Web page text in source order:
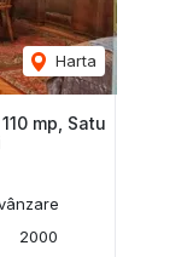
Harta
mp, Satu
2000